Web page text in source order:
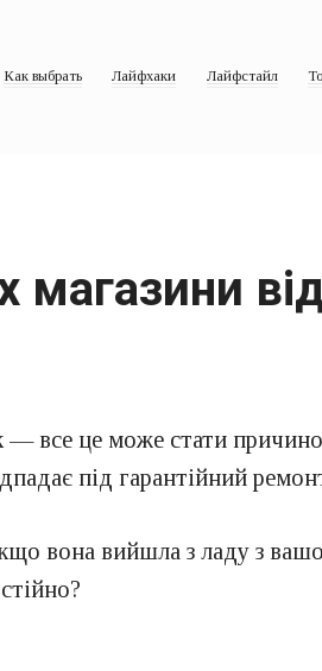
Как выбрать Лайфхаки Лайфстайл
магазини
— все це може стати
під гарантійний
вона вийшла з ладу з